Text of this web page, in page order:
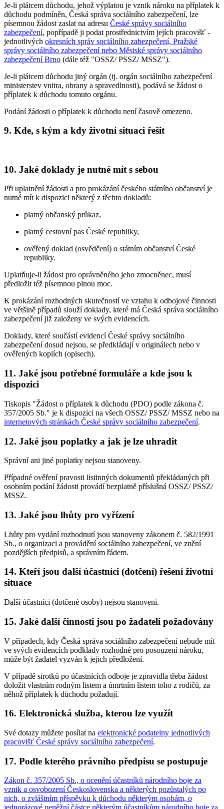
Je-li plátcem důchodu, jehož výplatou je vznik nároku na příplatek k
důchodu podmíněn, Česká správa sociálního zabezpečení, lze
písemnou žádost zaslat na adresu České správy sociálního
zabezpečení, popřípadě ji podat prostřednictvím jejích pracovišť -
jednotlivých okresních správ sociálního zabezpečení, Pražské
správy sociálního zabezpečení nebo Městské správy sociálního
zabezpečení Brno (dále též "OSSZ/ PSSZ/ MSSZ").
Je-li plátcem důchodu jiný orgán (tj. orgán sociálního zabezpečení
ministerstev vnitra, obrany a spravedlnosti), podává se žádost o
příplatek k důchodu tomuto orgánu.
Podání žádosti o příplatek k důchodu není časově omezeno.
9. Kde, s kým a kdy životní situaci řešit
10. Jaké doklady je nutné mít s sebou
Při uplatnění žádosti a pro prokázání českého státního občanství je
nutné mít k dispozici některý z těchto dokladů:
platný občanský průkaz,
platný cestovní pas České republiky,
ověřený doklad (osvědčení) o státním občanství České
republiky.
Uplatňuje-li žádost pro oprávněného jeho zmocněnec, musí
předložit též písemnou plnou moc.
K prokázání rozhodných skutečností ve vztahu k odbojové činnosti
ve většině případů slouží doklady, které má Česká správa sociálního
zabezpečení již založeny ve svých evidencích.
Doklady, které součástí evidencí České správy sociálního
zabezpečení dosud nejsou, se předkládají v originálech nebo v
ověřených kopiích (opisech).
11. Jaké jsou potřebné formuláře a kde jsou k
dispozici
Tiskopis "Žádost o příplatek k důchodu (PDO) podle zákona č.
357/2005 Sb." je k dispozici na všech OSSZ/ PSSZ/ MSSZ nebo na
internetových stránkách České správy sociálního zabezpečení.
12. Jaké jsou poplatky a jak je lze uhradit
Správní ani jiné poplatky nejsou stanoveny.
Případné ověření pravosti listinných dokumentů překládaných při
osobním podání žádosti provádí bezplatně příslušná OSSZ/ PSSZ/
MSSZ.
13. Jaké jsou lhůty pro vyřízení
Lhůty pro vydání rozhodnutí jsou stanoveny zákonem č. 582/1991
Sb., o organizaci a provádění sociálního zabezpečení, ve znění
pozdějších předpisů, a správním řádem.
14. Kteří jsou další účastníci (dotčení) řešení životní
situace
Další účastníci (dotčené osoby) nejsou stanoveni.
15. Jaké další činnosti jsou po žadateli požadovány
V případech, kdy Česká správa sociálního zabezpečení nebude mít
ve svých evidencích podklady rozhodné pro posouzení nároku,
může být žadatel vyzván k jejich předložení.
V případě sirotků po účastnících odboje je zpravidla třeba žádost
doložit vlastním rodným listem a úmrtním listem toho z rodičů, za
něhož příplatek k důchodu požadují.
16. Elektronická služba, kterou lze využít
Své dotazy můžete posílat na elektronické podatelny jednotlivých
pracovišť České správy sociálního zabezpečení.
17. Podle kterého právního předpisu se postupuje
Zákon č. 357/2005 Sb., o ocenění účastníků národního boje za
vznik a osvobození Československa a některých pozůstalých po
nich, o zvláštním příspěvku k důchodu některým osobám, o